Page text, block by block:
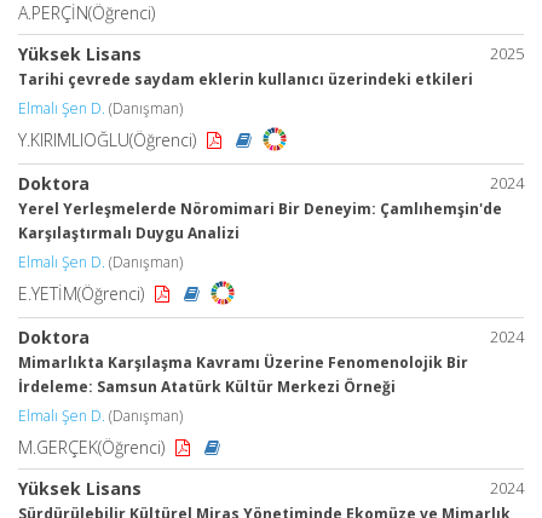
A.PERÇİN(Öğrenci)
2025
Yüksek Lisans
Tarihi çevrede saydam eklerin kullanıcı üzerindeki etkileri
Elmalı Şen D. (Danışman)
Y.KIRIMLIOĞLU(Öğrenci)
2024
Doktora
Yerel Yerleşmelerde Nöromimari Bir Deneyim: Çamlıhemşin'de
Karşılaştırmalı Duygu Analizi
Elmalı Şen D. (Danışman)
E.YETİM(Öğrenci)
2024
Doktora
Mimarlıkta Karşılaşma Kavramı Üzerine Fenomenolojik Bir
İrdeleme: Samsun Atatürk Kültür Merkezi Örneği
Elmalı Şen D. (Danışman)
M.GERÇEK(Öğrenci)
2024
Yüksek Lisans
Sürdürülebilir Kültürel Miras Yönetiminde Ekomüze ve Mimarlık